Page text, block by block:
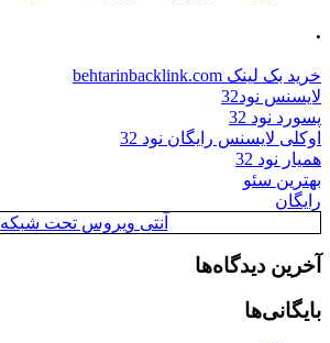
.
خرید بک لینک behtarinbacklink.com
لایسنس نود32
پسورد نود 32
اوکلی لایسنس رایگان نود 32
همیار نود 32
بهترین سئو
رایگان
آنتی ویروس تحت شبکه
آخرین دیدگاه‌ها
بایگانی‌ها